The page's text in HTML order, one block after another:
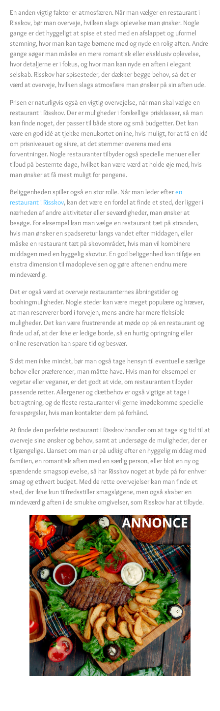
En anden vigtig faktor er atmosfæren. Når man vælger en restaurant i
Risskov, bør man overveje, hvilken slags oplevelse man ønsker. Nogle
gange er det hyggeligt at spise et sted med en afslappet og uformel
stemning, hvor man kan tage børnene med og nyde en rolig aften. Andre
gange søger man måske en mere romantisk eller eksklusiv oplevelse,
hvor detaljerne er i fokus, og hvor man kan nyde en aften i elegant
selskab. Risskov har spisesteder, der dækker begge behov, så det er
værd at overveje, hvilken slags atmosfære man ønsker på sin aften ude.
Prisen er naturligvis også en vigtig overvejelse, når man skal vælge en
restaurant i Risskov. Der er muligheder i forskellige prisklasser, så man
kan finde noget, der passer til både store og små budgetter. Det kan
være en god idé at tjekke menukortet online, hvis muligt, for at få en idé
om prisniveauet og sikre, at det stemmer overens med ens
forventninger. Nogle restauranter tilbyder også specielle menuer eller
tilbud på bestemte dage, hvilket kan være værd at holde øje med, hvis
man ønsker at få mest muligt for pengene.
Beliggenheden spiller også en stor rolle. Når man leder efteren
restaurant i Risskov, kan det være en fordel at finde et sted, der ligger i
nærheden af andre aktiviteter eller seværdigheder, man ønsker at
besøge. For eksempel kan man vælge en restaurant tæt på stranden,
hvis man ønsker en spadseretur langs vandet efter middagen, eller
måske en restaurant tæt på skovområdet, hvis man vil kombinere
middagen med en hyggelig skovtur. En god beliggenhed kan tilføje en
ekstra dimension til madoplevelsen og gøre aftenen endnu mere
mindeværdig.
Det er også værd at overveje restauranternes åbningstider og
bookingmuligheder. Nogle steder kan være meget populære og kræver,
at man reserverer bord i forvejen, mens andre har mere fleksible
muligheder. Det kan være frustrerende at møde op på en restaurant og
finde ud af, at der ikke er ledige borde, så en hurtig opringning eller
online reservation kan spare tid og besvær.
Sidst men ikke mindst, bør man også tage hensyn til eventuelle særlige
behov eller præferencer, man måtte have. Hvis man for eksempel er
vegetar eller veganer, er det godt at vide, om restauranten tilbyder
passende retter. Allergener og diætbehov er også vigtige at tage i
betragtning, og de fleste restauranter vil gerne imødekomme specielle
forespørgsler, hvis man kontakter dem på forhånd.
At finde den perfekte restaurant i Risskov handler om at tage sig tid til at
overveje sine ønsker og behov, samt at undersøge de muligheder, der er
tilgængelige. Uanset om man er på udkig efter en hyggelig middag med
familien, en romantisk aften med en særlig person, eller blot en ny og
spændende smagsoplevelse, så har Risskov noget at byde på for enhver
smag og ethvert budget. Med de rette overvejelser kan man finde et
sted, der ikke kun tilfredsstiller smagsløgene, men også skaber en
mindeværdig aften i de smukke omgivelser, som Risskov har at tilbyde.